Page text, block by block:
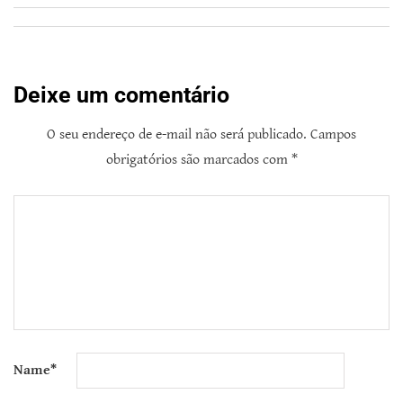
Deixe um comentário
O seu endereço de e-mail não será publicado. Campos
obrigatórios são marcados com *
Name*